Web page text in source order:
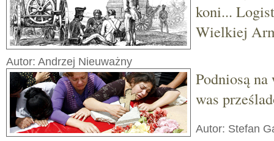
koni...
Wielkiej
Autor: Andrzej Nieuważny
Podniosą na
was
Autor: Stefan